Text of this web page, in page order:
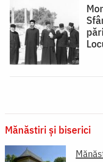
Mănăstiri și biserici